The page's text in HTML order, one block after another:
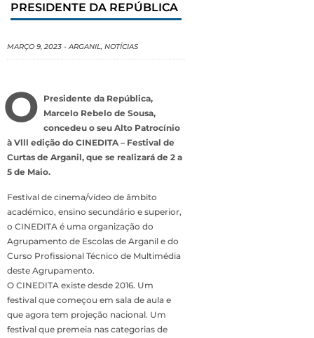
PRESIDENTE DA REPÚBLICA
MARÇO 9, 2023 -ARGANIL, NOTÍCIAS
O Presidente da República,
Marcelo Rebelo de Sousa,
concedeu o seu Alto Patrocínio
à Vlll edição do CINEDITA – Festival de
Curtas de Arganil, que se realizará de 2 a
5 de Maio.
Festival de cinema/vídeo de âmbito
académico, ensino secundário e superior,
o CINEDITA é uma organização do
Agrupamento de Escolas de Arganil e do
Curso Profissional Técnico de Multimédia
deste Agrupamento.
O CINEDITA existe desde 2016. Um
festival que começou em sala de aula e
que agora tem projeção nacional. Um
festival que premeia nas categorias de